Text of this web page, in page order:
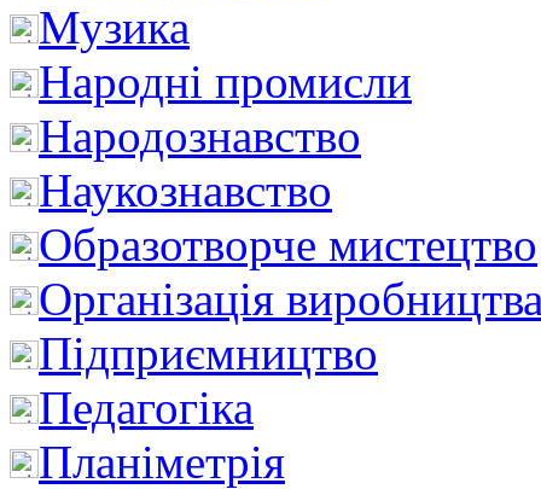
Музика
Народні промисли
Народознавство
Наукознавство
Образотворче мистецтво
Організація
Підприємництво
Педагогіка
Планіметрія